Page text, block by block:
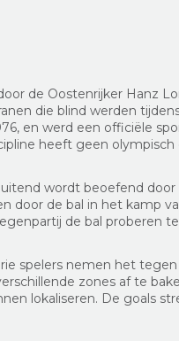
de Oostenrijker Hanz
die blind werden
en werd een officiële
heeft geen olympisch
wordt beoefend
door de bal in het kamp
de bal proberen
spelers nemen het
zones af te
lokaliseren. De goals